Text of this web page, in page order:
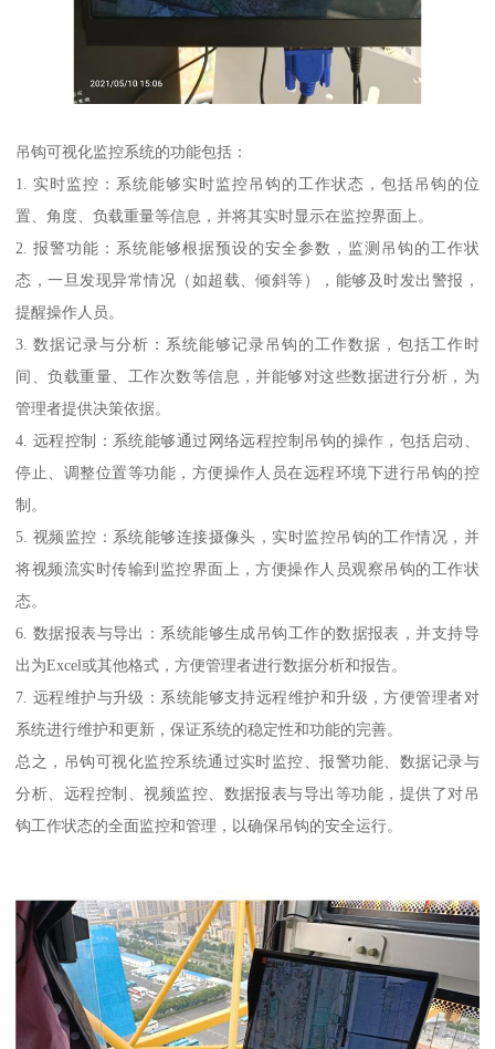
吊钩可视化监控系统的功能包括：
1. 实时监控：系统能够实时监控吊钩的工作状态，包括吊钩的位
置、角度、负载重量等信息，并将其实时显示在监控界面上。
2. 报警功能：系统能够根据预设的安全参数，监测吊钩的工作状
态，一旦发现异常情况（如超载、倾斜等），能够及时发出警报，
提醒操作人员。
3. 数据记录与分析：系统能够记录吊钩的工作数据，包括工作时
间、负载重量、工作次数等信息，并能够对这些数据进行分析，为
管理者提供决策依据。
4. 远程控制：系统能够通过网络远程控制吊钩的操作，包括启动、
停止、调整位置等功能，方便操作人员在远程环境下进行吊钩的控
制。
5. 视频监控：系统能够连接摄像头，实时监控吊钩的工作情况，并
将视频流实时传输到监控界面上，方便操作人员观察吊钩的工作状
态。
6. 数据报表与导出：系统能够生成吊钩工作的数据报表，并支持导
出为Excel或其他格式，方便管理者进行数据分析和报告。
7. 远程维护与升级：系统能够支持远程维护和升级，方便管理者对
系统进行维护和更新，保证系统的稳定性和功能的完善。
总之，吊钩可视化监控系统通过实时监控、报警功能、数据记录与
分析、远程控制、视频监控、数据报表与导出等功能，提供了对吊
钩工作状态的全面监控和管理，以确保吊钩的安全运行。